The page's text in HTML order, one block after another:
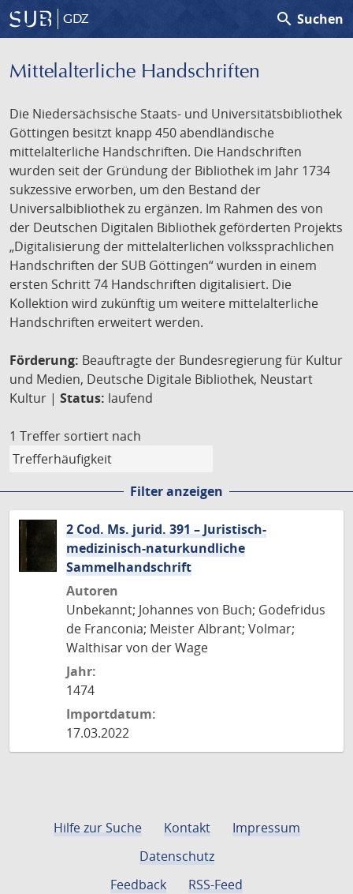
GDZ search Suchen
Mittelalterliche Handschriften
Die Niedersächsische Staats- und Universitätsbibliothek
Göttingen besitzt knapp 450 abendländische
mittelalterliche Handschriften. Die Handschriften
wurden seit der Gründung der Bibliothek im Jahr 1734
sukzessive erworben, um den Bestand der
Universalbibliothek zu ergänzen. Im Rahmen des von
der Deutschen Digitalen Bibliothek geförderten Projekts
„Digitalisierung der mittelalterlichen volkssprachlichen
Handschriften der SUB Göttingen“ wurden in einem
ersten Schritt 74 Handschriften digitalisiert. Die
Kollektion wird zukünftig um weitere mittelalterliche
Handschriften erweitert werden.
Förderung: Beauftragte der Bundesregierung für Kultur
und Medien, Deutsche Digitale Bibliothek, Neustart
Kultur | Status: laufend
1 Treffer sortiert nach
Filter anzeigen
2 Cod. Ms. jurid. 391 – Juristisch-
medizinisch-naturkundliche
Sammelhandschrift
Autoren
Unbekannt; Johannes von Buch; Godefridus
de Franconia; Meister Albrant; Volmar;
Walthisar von der Wage
Jahr:
1474
Importdatum:
17.03.2022
Hilfe zur Suche Kontakt
Impressum
Datenschutz
Feedback
RSS-Feed